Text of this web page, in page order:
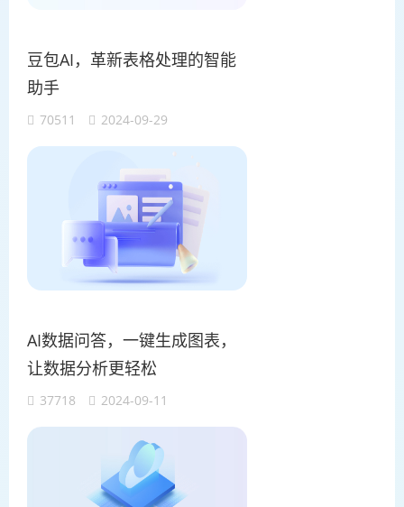
豆包AI，革新表格处理的智能
助手
70511 2024-09-29
AI数据问答，一键生成图表，
让数据分析更轻松
37718 2024-09-11